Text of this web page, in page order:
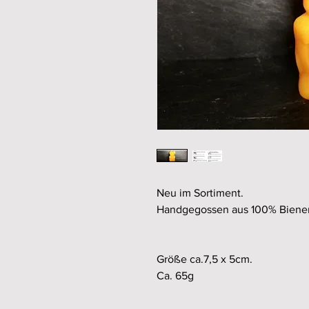
Neu im Sortiment.
Handgegossen aus 100%
Größe ca.7,5 x 5cm.
Ca. 65g